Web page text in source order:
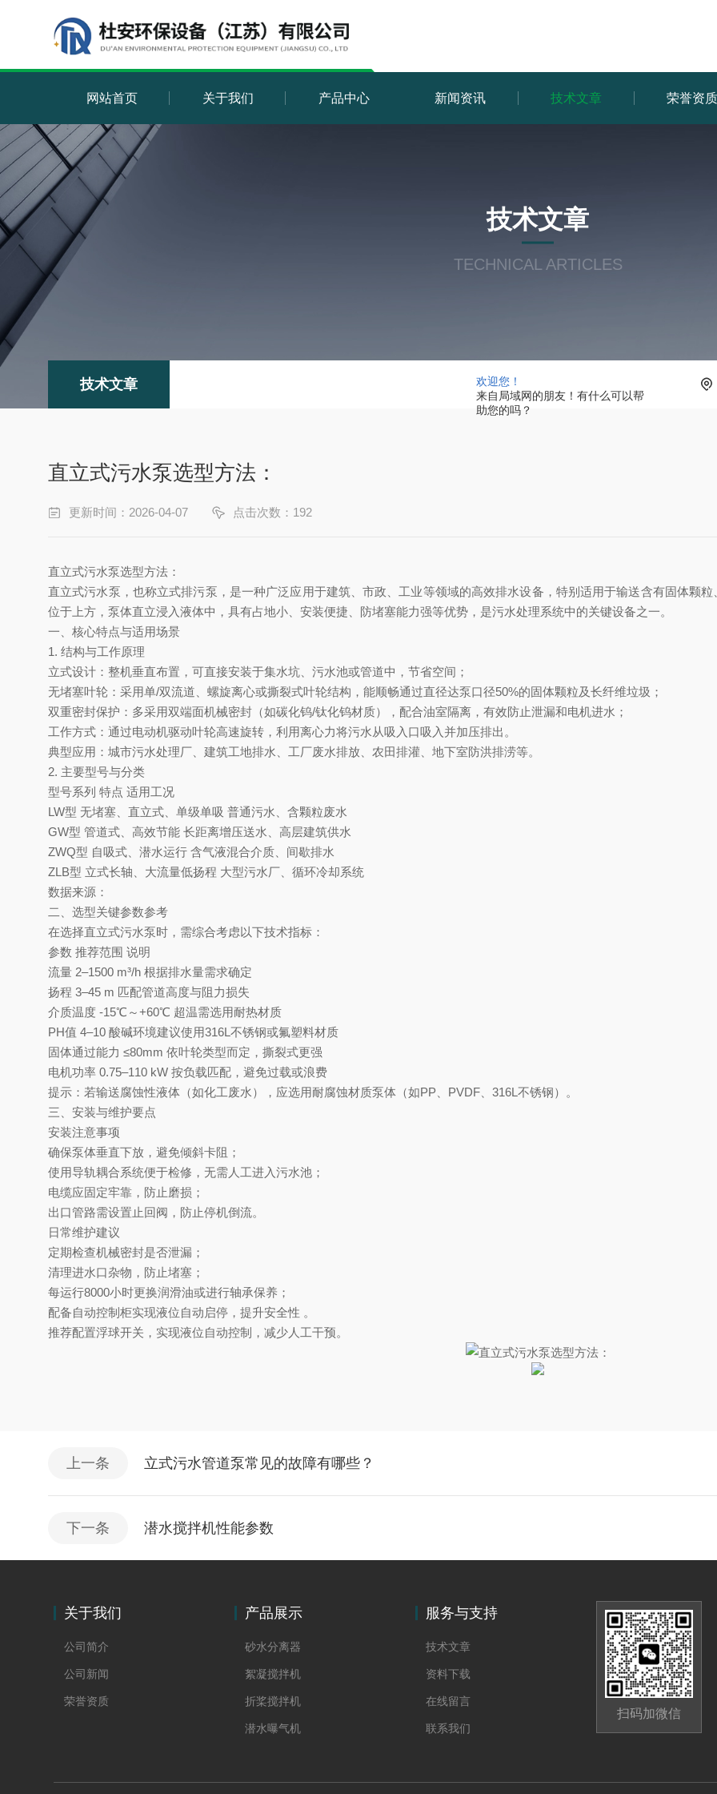
欢迎您！
来自局域网的朋友！有什么可以帮
助您的吗？
网站首页 关于我们 产品中心 新闻资讯 技术文章 荣誉资质
技术文章
TECHNICAL ARTICLES
技术文章
直立式污水泵选型方法：
更新时间：2026-04-07 点击次数：192
直立式污水泵选型方法：
直立式污水泵‌，也称‌立式排污泵‌，是一种广泛应用于建筑、市政、工业等领域的高效排水设备，特别适用于输送含有固体颗
位于上方，泵体直立浸入液体中，具有‌占地小、安装便捷、防堵塞能力强‌等优势，是污水处理系统中的关键设备之一。
一、核心特点与适用场景
1. ‌结构与工作原理‌
立式设计‌：整机垂直布置，可直接安装于集水坑、污水池或管道中，节省空间；
无堵塞叶轮‌：采用单/双流道、螺旋离心或撕裂式叶轮结构，能顺畅通过直径达泵口径50%的固体颗粒及长纤维垃圾；
双重密封保护‌：多采用双端面机械密封（如碳化钨/钛化钨材质），配合油室隔离，有效防止泄漏和电机进水；
工作方式‌：通过电动机驱动叶轮高速旋转，利用离心力将污水从吸入口吸入并加压排出。
‌典型应用‌：城市污水处理厂、建筑工地排水、工厂废水排放、农田排灌、地下室防洪排涝等。
2. ‌主要型号与分类‌
型号系列 特点 适用工况
LW型‌ 无堵塞、直立式、单级单吸 普通污水、含颗粒废水
GW型‌ 管道式、高效节能 长距离增压送水、高层建筑供水
ZWQ型‌ 自吸式、潜水运行 含气液混合介质、间歇排水
ZLB型‌ 立式长轴、大流量低扬程 大型污水厂、循环冷却系统
数据来源：
二、选型关键参数参考
在选择直立式污水泵时，需综合考虑以下技术指标：
参数 推荐范围 说明
流量‌ 2–1500 m³/h 根据排水量需求确定
扬程‌ 3–45 m 匹配管道高度与阻力损失
介质温度‌ -15℃～+60℃ 超温需选用耐热材质
PH值‌ 4–10 酸碱环境建议使用316L不锈钢或氟塑料材质
固体通过能力‌ ≤80mm 依叶轮类型而定，撕裂式更强
电机功率‌ 0.75–110 kW 按负载匹配，避免过载或浪费
‌提示‌：若输送腐蚀性液体（如化工废水），应选用‌耐腐蚀材质泵体‌（如PP、PVDF、316L不锈钢）。
三、安装与维护要点
安装注意事项‌
确保泵体垂直下放，避免倾斜卡阻；
使用导轨耦合系统便于检修，无需人工进入污水池；
电缆应固定牢靠，防止磨损；
出口管路需设置止回阀，防止停机倒流。
日常维护建议‌
定期检查机械密封是否泄漏；
清理进水口杂物，防止堵塞；
每运行8000小时更换润滑油或进行轴承保养；
配备自动控制柜实现液位自动启停，提升安全性 。
‌推荐配置浮球开关‌，实现液位自动控制，减少人工干预。
上一条 立式污水管道泵常见的故障有哪些？
下一条 潜水搅拌机性能参数
关于我们
公司简介
公司新闻
荣誉资质
产品展示
砂水分离器
絮凝搅拌机
折桨搅拌机
潜水曝气机
潜污泵
服务与支持
技术文章
资料下载
在线留言
联系我们
扫码加微信